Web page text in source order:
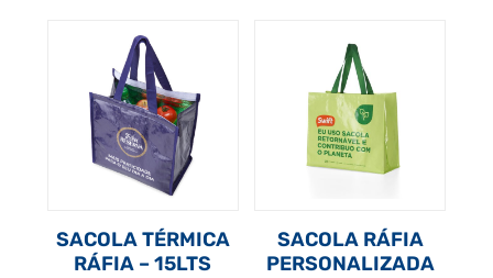
SACOLA TÉRMICA
RÁFIA – 15LTS
SACOLA RÁFIA
PERSONALIZADA